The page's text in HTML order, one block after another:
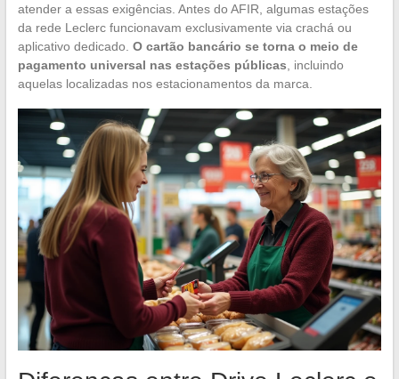
atender a essas exigências. Antes do AFIR, algumas estações
da rede Leclerc funcionavam exclusivamente via crachá ou
aplicativo dedicado. O cartão bancário se torna o meio de
pagamento universal nas estações públicas , incluindo
aquelas localizadas nos estacionamentos da marca.